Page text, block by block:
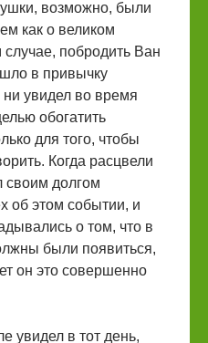
возможно, были
как о великом
побродить Ван
в привычку
ни увидел во время
обогатить
для того, чтобы
Когда расцвели
своим долгом
об этом событии, и
о том, что в
были появиться,
он это совершенно
увидел в тот день,